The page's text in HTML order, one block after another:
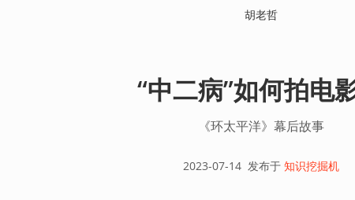
胡老哲
“中二病”如何拍电
《环太平洋》幕后故事
2023-07-14 发布于 知识挖掘机